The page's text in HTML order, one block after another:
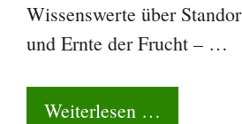
Wissenswerte über
und Ernte der Frucht – …
Weiterlesen …